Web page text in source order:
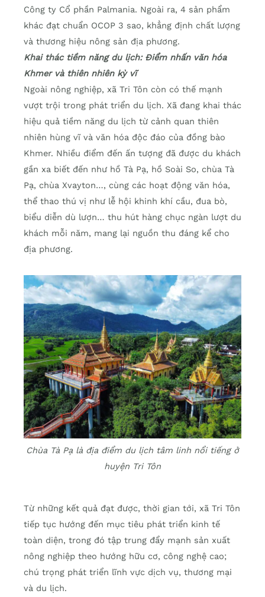
Công ty Cổ phần Palmania. Ngoài ra, 4 sản phẩm
khác đạt chuẩn OCOP 3 sao, khẳng định chất lượng
và thương hiệu nông sản địa phương.
Khai thác tiềm năng du lịch: Điểm nhấn văn hóa
Khmer và thiên nhiên kỳ vĩ
Ngoài nông nghiệp, xã Tri Tôn còn có thế mạnh
vượt trội trong phát triển du lịch. Xã đang khai thác
hiệu quả tiềm năng du lịch từ cảnh quan thiên
nhiên hùng vĩ và văn hóa độc đáo của đồng bào
Khmer. Nhiều điểm đến ấn tượng đã được du khách
gần xa biết đến như hồ Tà Pạ, hồ Soài So, chùa Tà
Pạ, chùa Xvayton…, cùng các hoạt động văn hóa,
thể thao thú vị như lễ hội khinh khí cầu, đua bò,
biểu diễn dù lượn… thu hút hàng chục ngàn lượt du
khách mỗi năm, mang lại nguồn thu đáng kể cho
địa phương.
Chùa Tà Pạ là địa điểm du lịch tâm linh nổi tiếng ở
huyện Tri Tôn
Từ những kết quả đạt được, thời gian tới, xã Tri Tôn
tiếp tục hướng đến mục tiêu phát triển kinh tế
toàn diện, trong đó tập trung đẩy mạnh sản xuất
nông nghiệp theo hướng hữu cơ, công nghệ cao;
chú trọng phát triển lĩnh vực dịch vụ, thương mại
và du lịch.